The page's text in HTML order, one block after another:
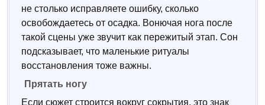
не столько исправляете ошибку, сколько
освобождаетесь от осадка. Вонючая нога после
такой сцены уже звучит как пережитый этап. Сон
подсказывает, что маленькие ритуалы
восстановления тоже важны.
Прятать ногу
Если сюжет строится вокруг сокрытия, это знак